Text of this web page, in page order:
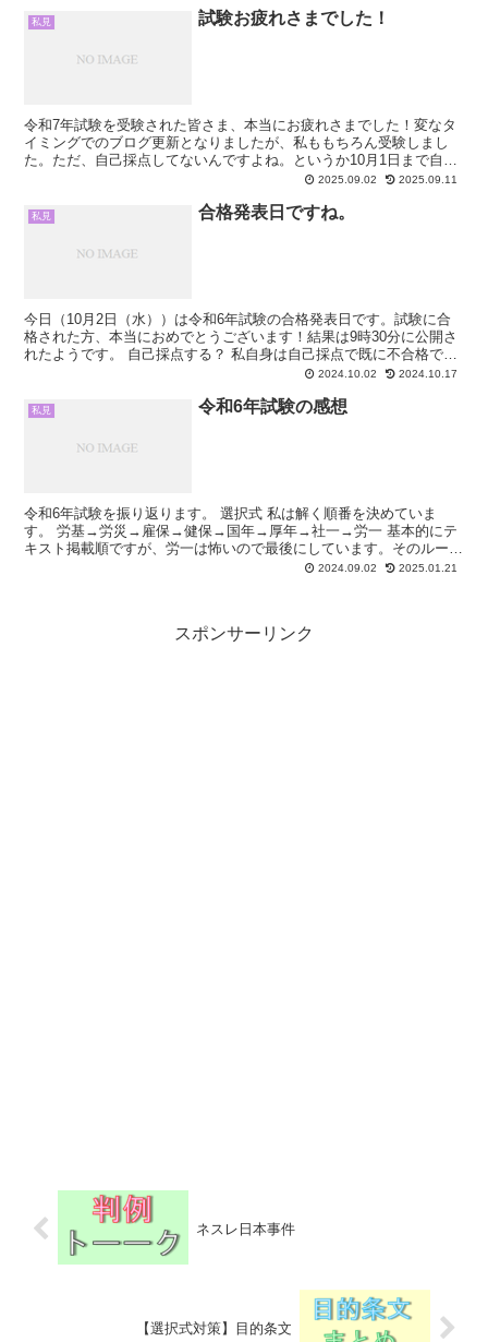
私見 試験お疲れさまでした！
令和7年試験を受験された皆さま、本当にお疲れさまでした！変なタ
イミングでのブログ更新となりましたが、私ももちろん受験しまし
た。ただ、自己採点してないんですよね。というか10月1日まで自己
採点しません。 理由は昨年、知り合いが自己採点せずに受...
2025.09.02 2025.09.11
私見 合格発表日ですね。
今日（10月2日（水））は令和6年試験の合格発表日です。試験に合
格された方、本当におめでとうございます！結果は9時30分に公開さ
れたようです。 自己採点する？ 私自身は自己採点で既に不合格であ
ることが分かっていたので合格発表日だからといって...
2024.10.02 2024.10.17
私見 令和6年試験の感想
令和6年試験を振り返ります。 選択式 私は解く順番を決めていま
す。 労基→労災→雇保→健保→国年→厚年→社一→労一 基本的にテ
キスト掲載順ですが、労一は怖いので最後にしています。そのルーテ
ィン通り、労基から解き始めましたが今年は労基が簡単す...
2024.09.02 2025.01.21
スポンサーリンク
ネスレ日本事件
【選択式対策】目的条文